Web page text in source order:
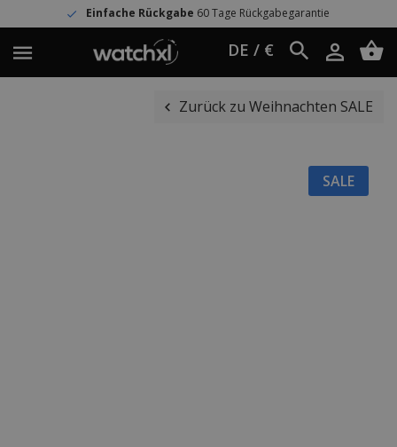
Einfache Rückgabe 60 Tage Rückgabegarantie
DE / €
Zurück zu Weihnachten SALE
SALE